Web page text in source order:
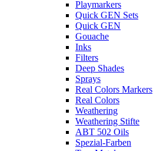
Playmarkers
Quick GEN Sets
Quick GEN
Gouache
Inks
Filters
Deep Shades
Sprays
Real Colors Markers
Real Colors
Weathering
Weathering Stifte
ABT 502 Oils
Spezial-Farben